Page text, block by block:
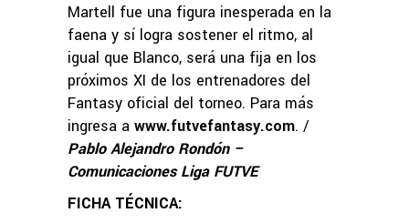
Martell fue una figura inesperada en la
faena y sí logra sostener el ritmo, al
igual que Blanco, será una fija en los
próximos XI de los entrenadores del
Fantasy oficial del torneo. Para más
ingresa a www.futvefantasy.com. /
Pablo Alejandro Rondón –
Comunicaciones Liga FUTVE
FICHA TÉCNICA: